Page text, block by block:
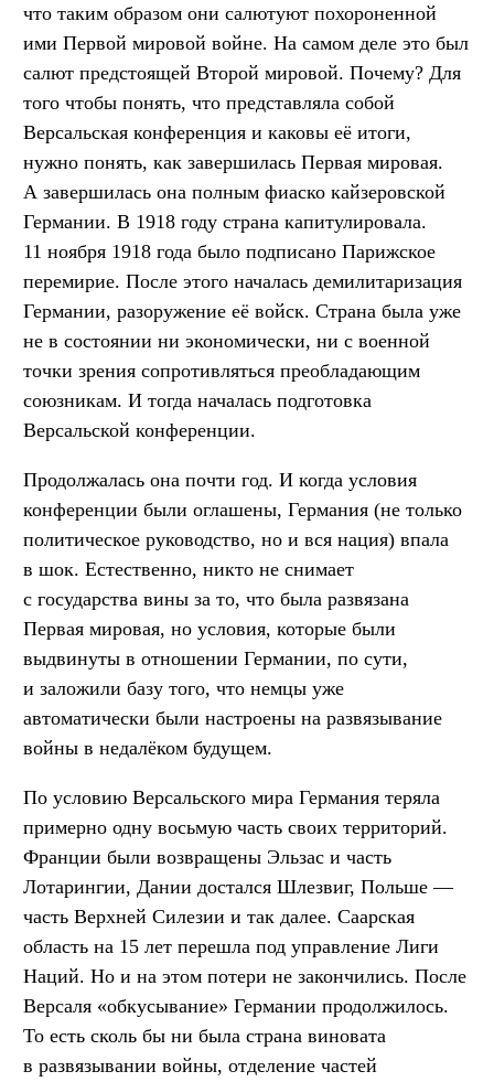
что таким образом они салютуют похороненной
ими Первой мировой войне. На самом деле это был
салют предстоящей Второй мировой. Почему? Для
того чтобы понять, что представляла собой
Версальская конференция и каковы её итоги,
нужно понять, как завершилась Первая мировая.
А завершилась она полным фиаско кайзеровской
Германии. В 1918 году страна капитулировала.
11 ноября 1918 года было подписано Парижское
перемирие. После этого началась демилитаризация
Германии, разоружение её войск. Страна была уже
не в состоянии ни экономически, ни с военной
точки зрения сопротивляться преобладающим
союзникам. И тогда началась подготовка
Версальской конференции.
Продолжалась она почти год. И когда условия
конференции были оглашены, Германия (не только
политическое руководство, но и вся нация) впала
в шок. Естественно, никто не снимает
с государства вины за то, что была развязана
Первая мировая, но условия, которые были
выдвинуты в отношении Германии, по сути,
и заложили базу того, что немцы уже
автоматически были настроены на развязывание
войны в недалёком будущем.
По условию Версальского мира Германия теряла
примерно одну восьмую часть своих территорий.
Франции были возвращены Эльзас и часть
Лотарингии, Дании достался Шлезвиг, Польше —
часть Верхней Силезии и так далее. Саарская
область на 15 лет перешла под управление Лиги
Наций. Но и на этом потери не закончились. После
Версаля «обкусывание» Германии продолжилось.
То есть сколь бы ни была страна виновата
в развязывании войны, отделение частей